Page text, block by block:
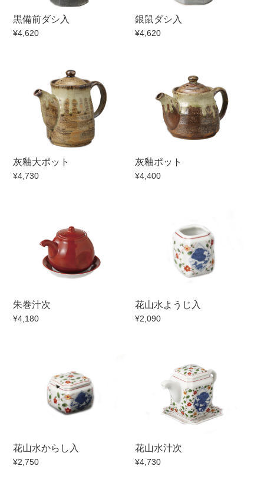
黒備前ダシ入
¥4,620
銀鼠ダシ入
¥4,620
灰釉大ポット
¥4,730
灰釉ポット
¥4,400
朱巻汁次
¥4,180
花山水ようじ入
¥2,090
花山水からし入
¥2,750
花山水汁次
¥4,730